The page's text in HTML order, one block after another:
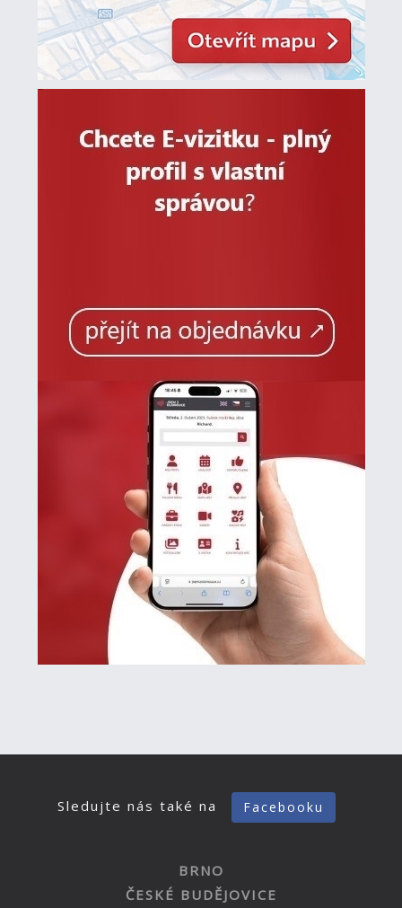
Sledujte nás také na Facebooku
BRNO
ČESKÉ BUDĚJOVICE